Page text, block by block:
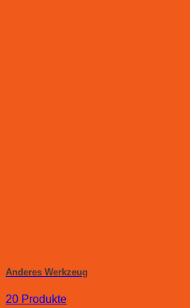
Anderes Werkzeug
20 Produkte